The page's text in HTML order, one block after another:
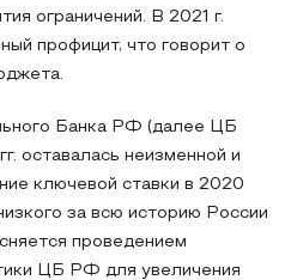
ограничений. В 2021 г.
профицит, что говорит о
Банка РФ (далее ЦБ
оставалась неизменной и
ключевой ставки в 2020
за всю историю России
проведением
ЦБ РФ для увеличения